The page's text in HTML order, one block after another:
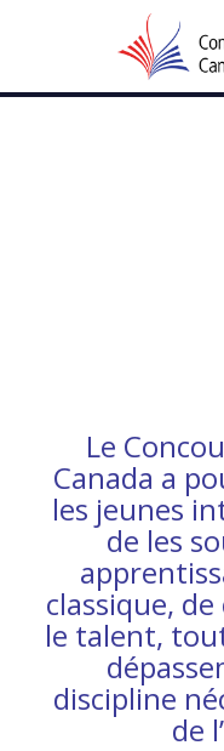
Le
Canada a
les jeunes
de les
classique,
le talent,
discipline
de